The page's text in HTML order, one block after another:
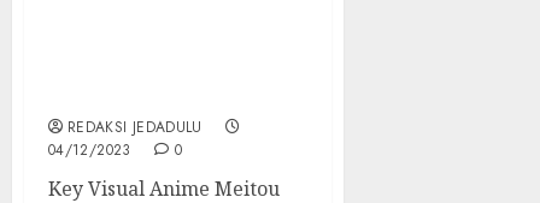
REDAKSI JEDADULU
04/12/2023
0
Key Visual Anime Meitou